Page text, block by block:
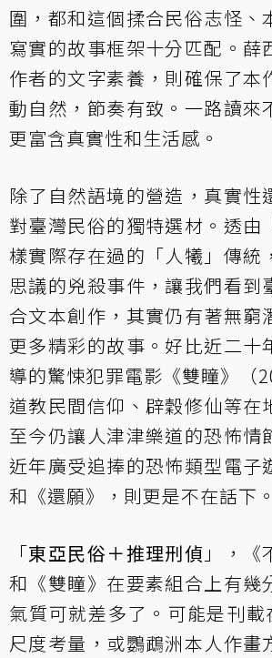
圍，都和這個揉合民俗志怪、
寫實的故事框架十分匹配。薛
作者的文字素養，則確保了本
動自然，節奏有致。一路讀來
更富含真實性和生活感。
除了自然語境的營造，真實性
對臺灣民俗的獨特選材。透由
樣實際存在過的「人犧」傳統
思議的兇殺事件，讓我們看到
合文本創作，其實仍有著無窮
更多精彩的故事。好比近二十
導的驚悚犯罪電影《雙瞳》（
道教民間信仰、辟穀修仙等在
至今仍讓人津津樂道的恐怖情
近年廣受追捧的恐怖類型電子
和《還願》，則更是不在話下。
「東亞民俗＋推理刑偵 」，《
和《雙瞳》在要素組合上有幾
氣質可就差多了。可能是刊載
尺度考量，或鸚鵡洲本人作畫